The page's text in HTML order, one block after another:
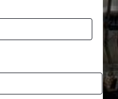
e
T
é
p
o
n
e